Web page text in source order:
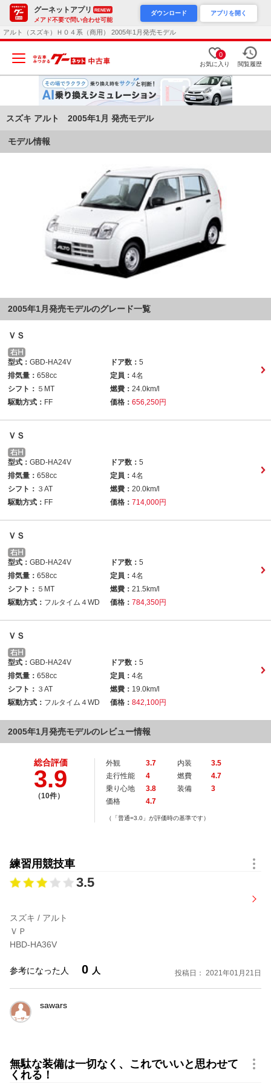
グーネットアプリ RENEW
メアド不要で問い合わせ可能
ダウンロード アプリを開く
アルト（スズキ）Ｈ０４系（商用） 2005年1月発売モデル
0
お気に入り 閲覧履歴
スズキ アルト 2005年1月 発売モデル
モデル情報
2005年1月発売モデルのグレード一覧
ＶＳ
型式： GBD-HA24V ドア数： 5
排気量： 658cc 定員： 4名
シフト： ５MT 燃費： 24.0km/l
駆動方式： FF 価格： 656,250円
ＶＳ
型式： GBD-HA24V ドア数： 5
排気量： 658cc 定員： 4名
シフト： ３AT 燃費： 20.0km/l
駆動方式： FF 価格： 714,000円
ＶＳ
型式： GBD-HA24V ドア数： 5
排気量： 658cc 定員： 4名
シフト： ５MT 燃費： 21.5km/l
駆動方式： フルタイム４WD 価格： 784,350円
ＶＳ
型式： GBD-HA24V ドア数： 5
排気量： 658cc 定員： 4名
シフト： ３AT 燃費： 19.0km/l
駆動方式： フルタイム４WD 価格： 842,100円
2005年1月発売モデルのレビュー情報
総合評価
3.9
（10件）
外観 3.7 内装
3.5
走行性能
4 燃費
4.7
乗り心地
3.8 装備
3
価格
4.7
（「普通=3.0」が評価時の基準です）
練習用競技車
3.5
スズキ / アルト
ＶＰ
HBD-HA36V
参考になった人 0 人 投稿日： 2021年01月21日
sawars
無駄な装備は一切なく、これでいいと思わせて
くれる！